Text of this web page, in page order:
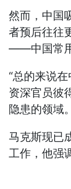
然而，中国
者预后往往
——中国常用
“总的来说
资深官员彼
隐患的领域
马克斯现已
工作，他强